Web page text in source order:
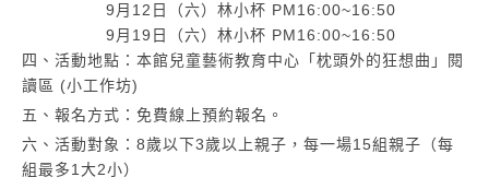
9月12日（六）林小杯 PM16:00~16:50
9月19日（六）林小杯 PM16:00~16:50
四、活動地點：本館兒童藝術教育中心「枕頭外的狂想曲」閱
讀區 (小工作坊)
五、報名方式：免費線上預約報名。
六、活動對象：8歲以下3歲以上親子，每一場15組親子（每
組最多1大2小）